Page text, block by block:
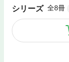
シリーズ 全8冊